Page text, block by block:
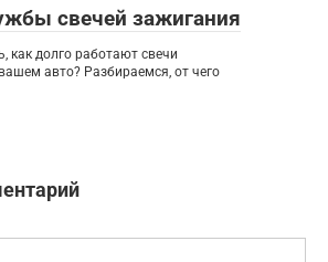
свечей зажигания
как долго работают свечи
авто? Разбираемся, от чего